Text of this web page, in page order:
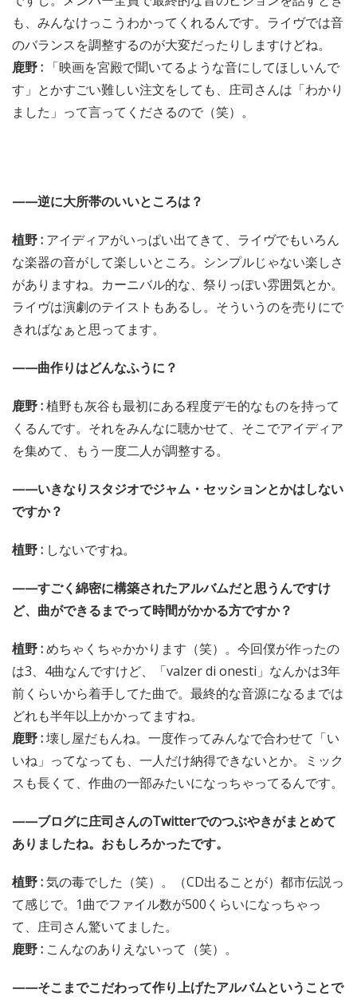
も、みんなけっこうわかってくれるんです。ライヴでは音
のバランスを調整するのが大変だったりしますけどね。
鹿野 : 「映画を宮殿で聞いてるような音にしてほしいんで
す」とかすごい難しい注文をしても、庄司さんは「わかり
ました」って言ってくださるので（笑）。
——逆に大所帯のいいところは？
植野 : アイディアがいっぱい出てきて、ライヴでもいろん
な楽器の音がして楽しいところ。シンプルじゃない楽しさ
がありますね。カーニバル的な、祭りっぽい雰囲気とか。
ライヴは演劇のテイストもあるし。そういうのを売りにで
きればなぁと思ってます。
——曲作りはどんなふうに？
鹿野 :植野も灰谷も最初にある程度デモ的なものを持って
くるんです。それをみんなに聴かせて、そこでアイディア
を集めて、もう一度二人が調整する。
——いきなりスタジオでジャム・セッションとかはしない
ですか？
植野 : しないですね。
——すごく綿密に構築されたアルバムだと思うんですけ
ど、曲ができるまでって時間がかかる方ですか？
植野 :めちゃくちゃかかります（笑）。今回僕が作ったの
は3、4曲なんですけど、「valzer di onesti」なんかは3年
前くらいから着手してた曲で。最終的な音源になるまでは
どれも半年以上かかってますね。
鹿野 :壊し屋だもんね。一度作ってみんなで合わせて「い
いね」ってなっても、一人だけ納得できないとか。ミック
スも長くて、作曲の一部みたいになっちゃってるんです。
——ブログに庄司さんのTwitterでのつぶやきがまとめて
ありましたね。おもしろかったです。
植野 :気の毒でした（笑）。（CD出ることが）都市伝説っ
て感じで。1曲でファイル数が500くらいになっちゃっ
て、庄司さん驚いてました。
鹿野 : こんなのありえないって（笑）。
——そこまでこだわって作り上げたアルバムということで